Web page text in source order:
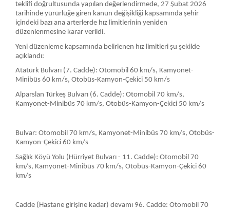
teklifi doğrultusunda yapılan değerlendirmede, 27 Şubat 2026
tarihinde yürürlüğe giren kanun değişikliği kapsamında şehir
içindeki bazı ana arterlerde hız limitlerinin yeniden
düzenlenmesine karar verildi.
Yeni düzenleme kapsamında belirlenen hız limitleri şu şekilde
açıklandı:
Atatürk Bulvarı (7. Cadde): Otomobil 60 km/s, Kamyonet-
Minibüs 60 km/s, Otobüs-Kamyon-Çekici 50 km/s
Alparslan Türkeş Bulvarı (6. Cadde): Otomobil 70 km/s,
Kamyonet-Minibüs 70 km/s, Otobüs-Kamyon-Çekici 50 km/s
Bulvar: Otomobil 70 km/s, Kamyonet-Minibüs 70 km/s, Otobüs-
Kamyon-Çekici 60 km/s
Sağlık Köyü Yolu (Hürriyet Bulvarı - 11. Cadde): Otomobil 70
km/s, Kamyonet-Minibüs 70 km/s, Otobüs-Kamyon-Çekici 60
km/s
Cadde (Hastane girişine kadar) devamı 96. Cadde: Otomobil 70